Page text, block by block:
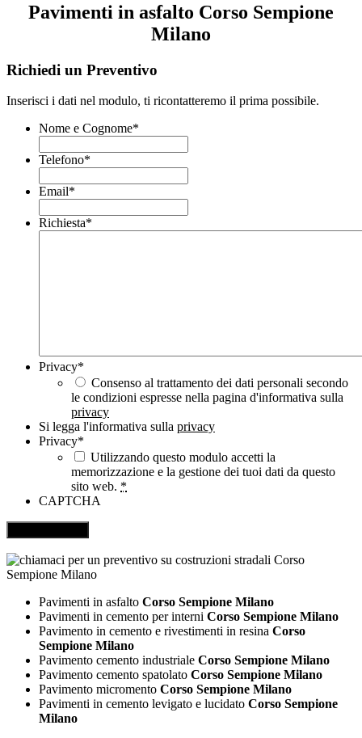
Pavimenti in asfalto Corso Sempione
Milano
Richiedi un Preventivo
Inserisci i dati nel modulo, ti ricontatteremo il prima possibile.
Nome e Cognome*
Telefono*
Email*
Richiesta*
Privacy*
Consenso al trattamento dei dati personali secondo
le condizioni espresse nella pagina d'informativa sulla
privacy
Si legga l'informativa sulla privacy
Privacy*
Utilizzando questo modulo accetti la
memorizzazione e la gestione dei tuoi dati da questo
sito web. *
CAPTCHA
Pavimenti in asfalto Corso Sempione Milano
Pavimenti in cemento per interni Corso Sempione Milano
Pavimento in cemento e rivestimenti in resina Corso
Sempione Milano
Pavimento cemento industriale Corso Sempione Milano
Pavimento cemento spatolato Corso Sempione Milano
Pavimento micromento Corso Sempione Milano
Pavimenti in cemento levigato e lucidato Corso Sempione
Milano